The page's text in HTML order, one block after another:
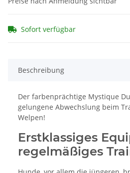
Sofort verfügbar
Beschreibung
Der farbenprächtige Mystique
gelungene Abwechslung beim
Welpen!
Erstklassiges
regelmäßiges